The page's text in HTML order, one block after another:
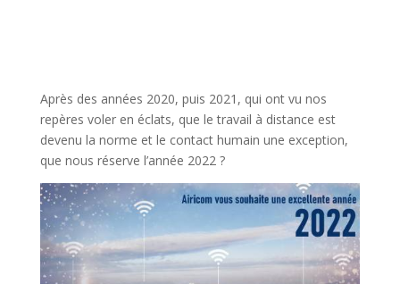
Après des années 2020, puis 2021, qui ont vu nos
repères voler en éclats, que le travail à distance est
devenu la norme et le contact humain une exception,
que nous réserve l’année 2022 ?